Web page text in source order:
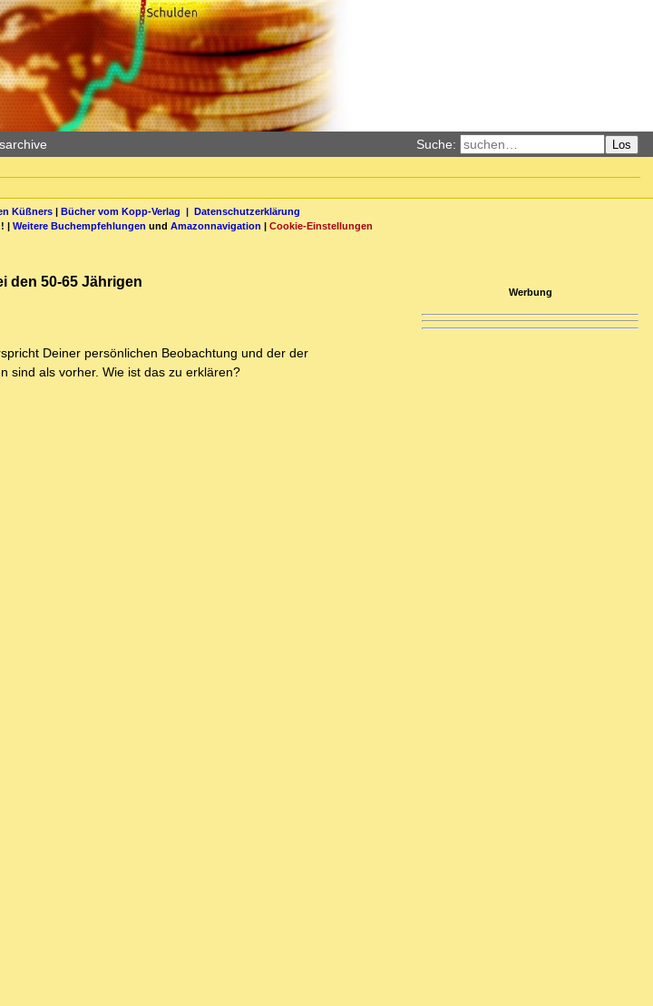
Suche: Los
Küßners| Bücher vom Kopp-Verlag | Datenschutzerklärung
! | Weitere Buchempfehlungen und Amazonnavigation | Cookie-Einstellungen
den 50-65 Jährigen
Deiner persönlichen Beobachtung und der der
sind als vorher. Wie ist das zu erklären?
Werbung